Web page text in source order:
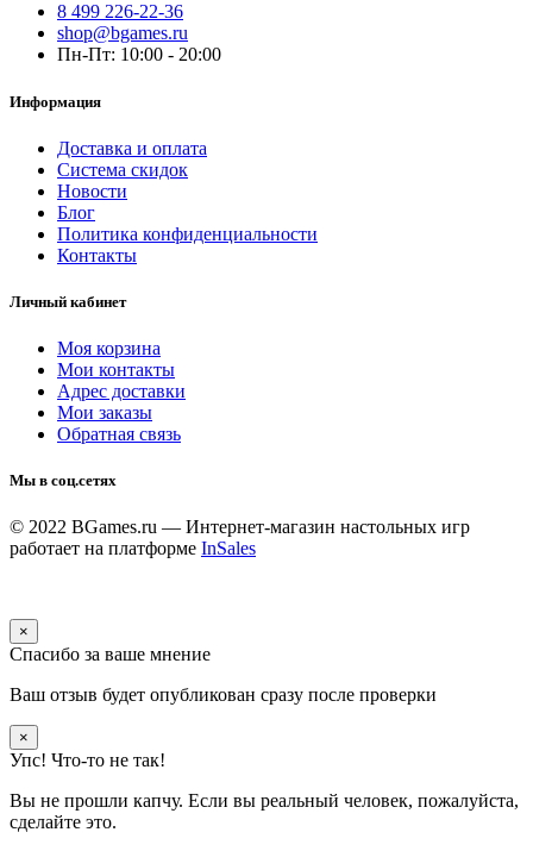
8 499 226-22-36
shop@bgames.ru
Пн-Пт: 10:00 - 20:00
Информация
Доставка и оплата
Система скидок
Новости
Блог
Политика конфиденциальности
Контакты
Личный кабинет
Моя корзина
Мои контакты
Адрес доставки
Мои заказы
Обратная связь
Мы в соц.сетях
© 2022 BGames.ru — Интернет-магазин настольных игр
работает на платформе InSales
×
Спасибо за ваше мнение
Ваш отзыв будет опубликован сразу после проверки
×
Упс! Что-то не так!
Вы не прошли капчу. Если вы реальный человек, пожалуйста,
сделайте это.